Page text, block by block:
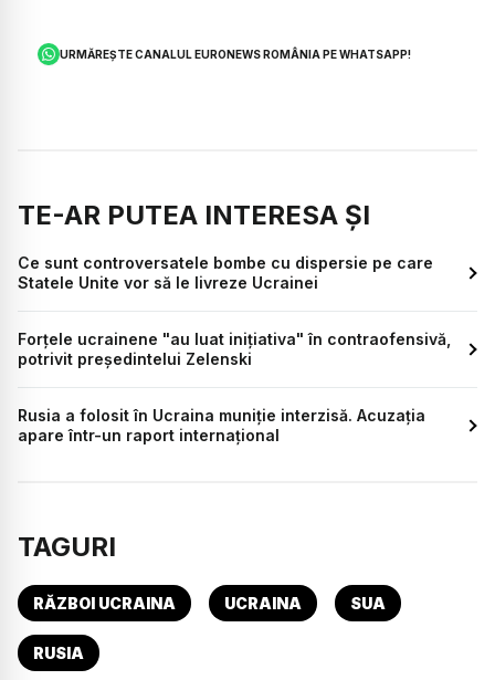
URMĂREȘTE CANALUL EURONEWS ROMÂNIA PE WHATSAPP!
TE-AR PUTEA INTERESA ȘI
Ce sunt controversatele bombe cu dispersie pe care
Statele Unite vor să le livreze Ucrainei
Forțele ucrainene "au luat inițiativa" în contraofensivă,
potrivit președintelui Zelenski
Rusia a folosit în Ucraina muniție interzisă. Acuzația
apare într-un raport internațional
TAGURI
RĂZBOI UCRAINA UCRAINA SUA
RUSIA